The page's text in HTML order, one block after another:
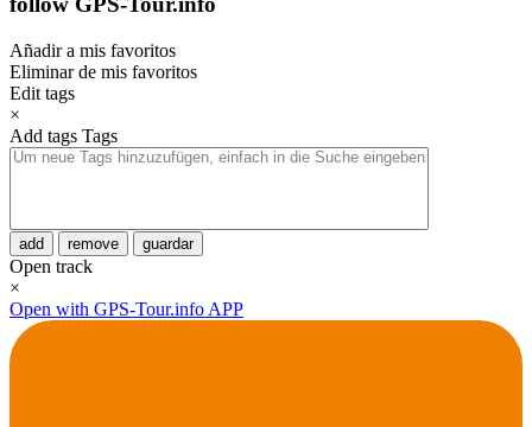
Añadir a mis favoritos
Eliminar de mis favoritos
Edit tags
×
Add tags Tags
add remove guardar
Open track
×
Open with GPS-Tour.info APP